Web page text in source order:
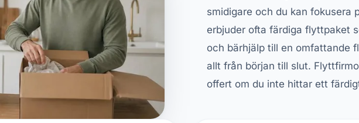
smidigare och du kan fokusera
erbjuder ofta färdiga flyttpaket
och bärhjälp till en omfattande
allt från början till slut.
offert om du inte hittar ett